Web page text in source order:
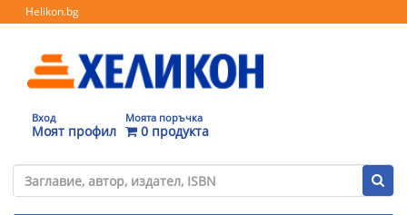
Helikon.bg
Вход
Моят профил
Моята поръчка
0 продукта